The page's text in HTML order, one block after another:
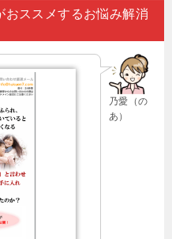
おススメするお悩み解消
乃愛（の
あ）